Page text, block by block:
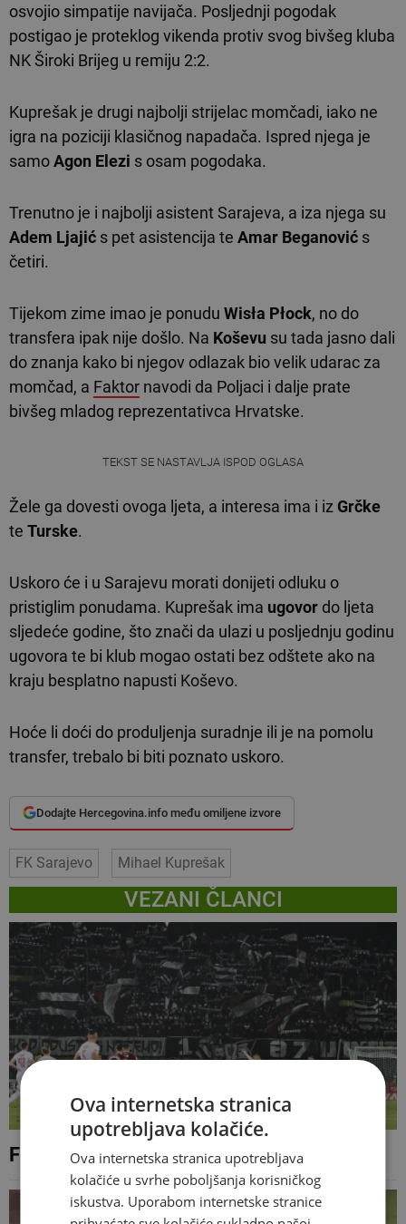
osvojio simpatije navijača. Posljednji pogodak
postigao je proteklog vikenda protiv svog bivšeg kluba
NK Široki Brijeg u remiju 2:2.
Kuprešak je drugi najbolji strijelac momčadi, iako ne
igra na poziciji klasičnog napadača. Ispred njega je
samoAgon Elezi s osam pogodaka.
Trenutno je i najbolji asistent Sarajeva, a iza njega su
Adem Ljajić s pet asistencija te Amar Beganović s
četiri.
Tijekom zime imao je ponudu Wisła Płock, no do
transfera ipak nije došlo. Na Koševu su tada jasno dali
do znanja kako bi njegov odlazak bio velik udarac za
momčad, a Faktor navodi da Poljaci i dalje prate
bivšeg mladog reprezentativca Hrvatske.
TEKST SE NASTAVLJA ISPOD OGLASA
Žele ga dovesti ovoga ljeta, a interesa ima i iz Grčke
te Turske.
Uskoro će i u Sarajevu morati donijeti odluku o
pristiglim ponudama. Kuprešak ima ugovor do ljeta
sljedeće godine, što znači da ulazi u posljednju godinu
ugovora te bi klub mogao ostati bez odštete ako na
kraju besplatno napusti Koševo.
Hoće li doći do produljenja suradnje ili je na pomolu
transfer, trebalo bi biti poznato uskoro.
Dodajte Hercegovina.info među omiljene izvore
FK Sarajevo Mihael Kuprešak
VEZANI ČLANCI
FK Sarajevo ne može igrati na Koševu
Ova internetska stranica
upotrebljava kolačiće.
Ova internetska stranica upotrebljava
kolačiće u svrhe poboljšanja korisničkog
iskustva. Uporabom internetske stranice